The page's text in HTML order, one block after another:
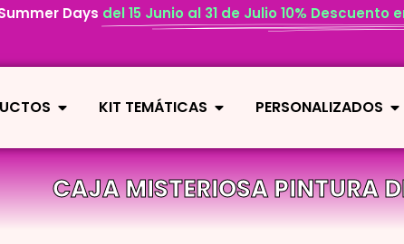
Days del 15 Junio al 31 de Julio 10% Descuento
KIT TEMÁTICAS PERSONALIZADOS
CAJA MISTERIOSA PINTURA